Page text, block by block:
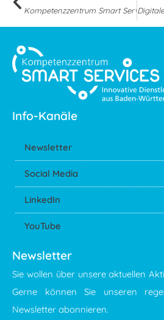
Kompetenzzentrum Smart Services
Info-Kanäle
Newsletter
Social Media
LinkedIn
YouTube
Newsletter
Sie wollen über unsere aktuellen
Gerne können Sie unseren
Newsletter abonnieren.